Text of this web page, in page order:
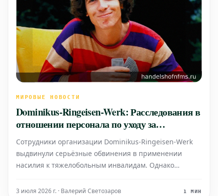
МИРОВЫЕ НОВОСТИ
Dominikus-Ringeisen-Werk: Расследования в
отношении персонала по уходу за
инвалидами
Сотрудники организации Dominikus-Ringeisen-Werk
выдвинули серьёзные обвинения в применении
насилия к тяжелобольным инвалидам. Однако
признаков халатности или недостатков в уходе, но
3 июля 2026 г. · Валерий Светозаров 1 МИН